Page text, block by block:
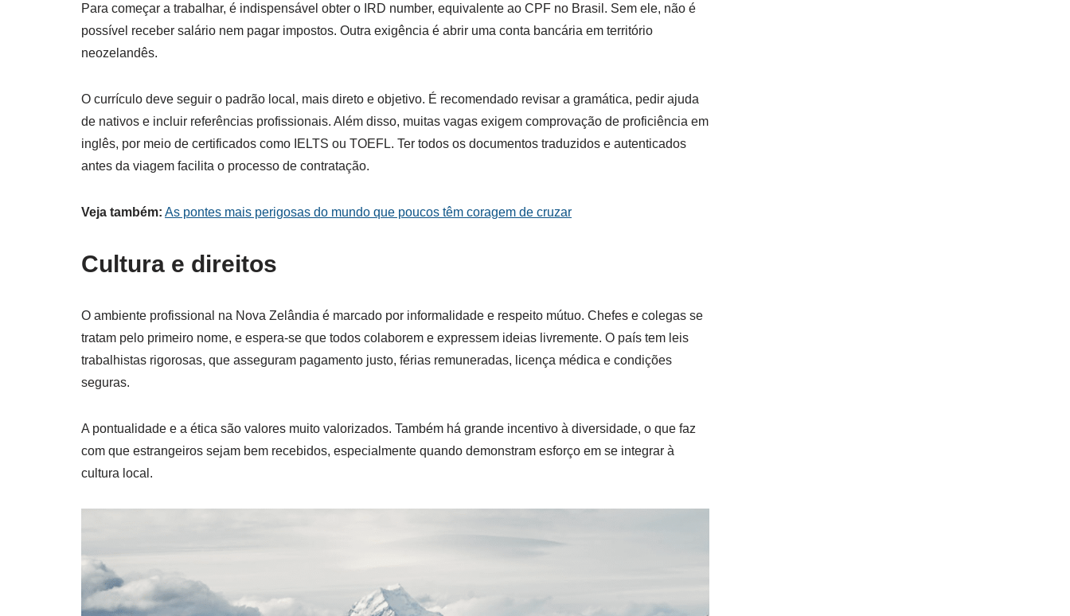
Para começar a trabalhar, é indispensável obter o IRD number, equivalente ao CPF no Brasil. Sem ele, não é
possível receber salário nem pagar impostos. Outra exigência é abrir uma conta bancária em território
neozelandês.
O currículo deve seguir o padrão local, mais direto e objetivo. É recomendado revisar a gramática, pedir ajuda
de nativos e incluir referências profissionais. Além disso, muitas vagas exigem comprovação de proficiência em
inglês, por meio de certificados como IELTS ou TOEFL. Ter todos os documentos traduzidos e autenticados
antes da viagem facilita o processo de contratação.
Veja também: As pontes mais perigosas do mundo que poucos têm coragem de cruzar
Cultura e direitos
O ambiente profissional na Nova Zelândia é marcado por informalidade e respeito mútuo. Chefes e colegas se
tratam pelo primeiro nome, e espera-se que todos colaborem e expressem ideias livremente. O país tem leis
trabalhistas rigorosas, que asseguram pagamento justo, férias remuneradas, licença médica e condições
seguras.
A pontualidade e a ética são valores muito valorizados. Também há grande incentivo à diversidade, o que faz
com que estrangeiros sejam bem recebidos, especialmente quando demonstram esforço em se integrar à
cultura local.